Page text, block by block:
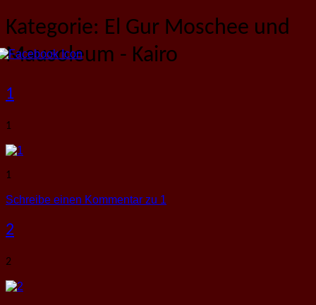
Kategorie: El Gur Moschee und
Mausoleum - Kairo
1
1
1
Schreibe einen Kommentar zu 1
2
2